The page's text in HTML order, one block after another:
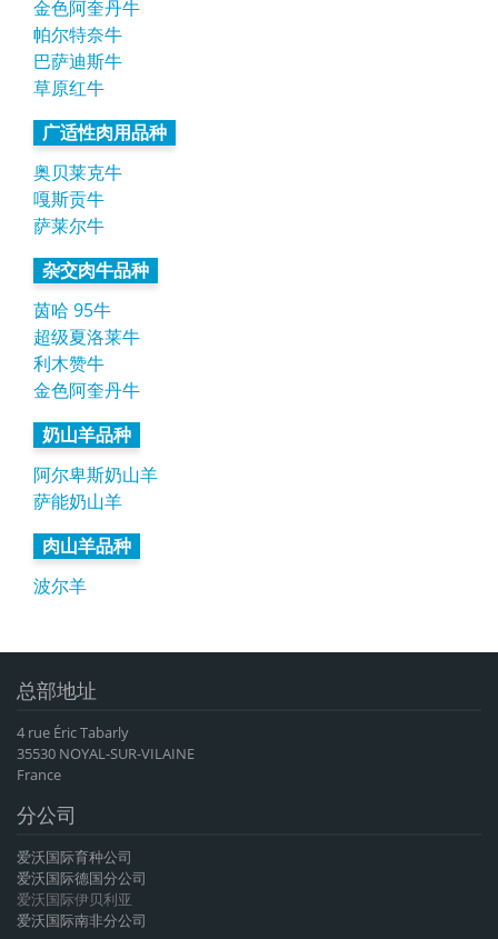
金色阿奎丹牛
帕尔特奈牛
巴萨迪斯牛
草原红牛
广适性肉用品种
奥贝莱克牛
嘎斯贡牛
萨莱尔牛
杂交肉牛品种
茵哈 95牛
超级夏洛莱牛
利木赞牛
金色阿奎丹牛
奶山羊品种
阿尔卑斯奶山羊
萨能奶山羊
肉山羊品种
波尔羊
总部地址
4 rue Éric Tabarly
35530 NOYAL-SUR-VILAINE
France
分公司
爱沃国际育种公司
爱沃国际德国分公司
爱沃国际伊贝利亚
爱沃国际南非分公司